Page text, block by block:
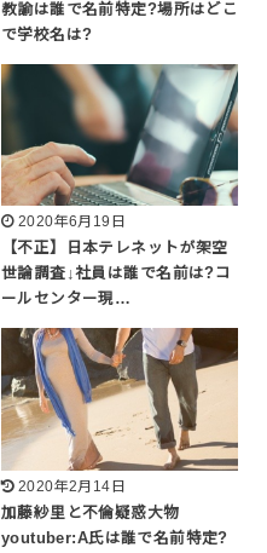
教諭は誰で名前特定?場所はどこ
で学校名は?
2020年6月19日
【不正】日本テレネットが架空
世論調査↓社員は誰で名前は?コ
ールセンター現…
2020年2月14日
加藤紗里と不倫疑惑大物
youtuber:A氏は誰で名前特定?